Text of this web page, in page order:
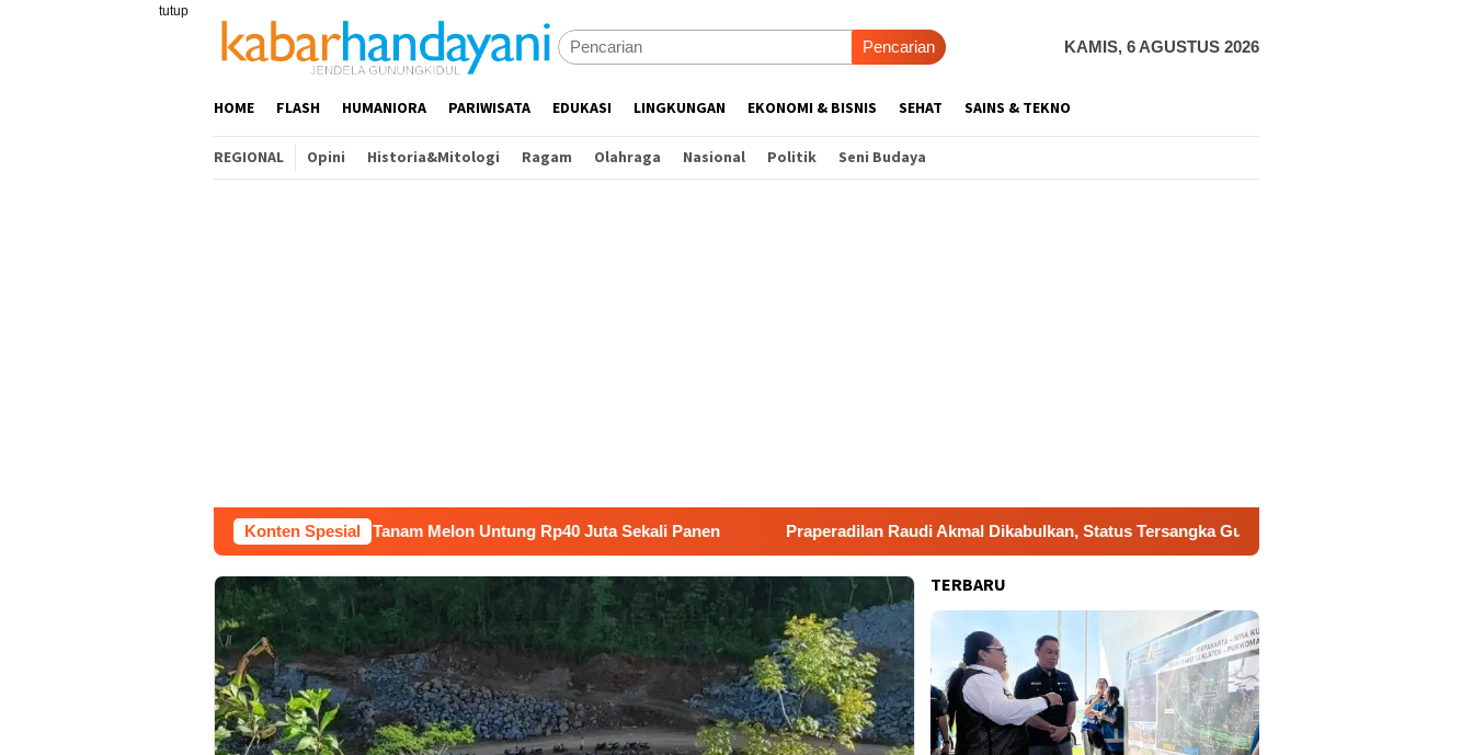
tutup
Pencarian KAMIS, 6 AGUSTUS 2026
HOME FLASH HUMANIORA PARIWISATA EDUKASI LINGKUNGAN EKONOMI & BISNIS SEHAT SAINS & TEKNO
REGIONAL Opini Historia&Mitologi Ragam Olahraga Nasional Politik Seni Budaya
Konten Spesial
Bangunan Sepi, Roni Banting Stir Tanam Melon Untung Rp40 Juta Sekali Panen Praperadilan Raudi Akmal Dikabulkan, Status Tersangka Gugur Dukung Gerakan Indonesia
TERBARU